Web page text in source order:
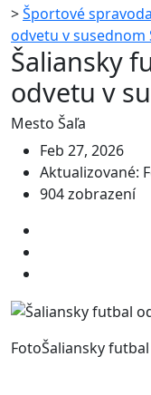
>Športové
odvetu v susednom
Šaliansky
odvetu v
Mesto Šaľa
Feb 27, 2026
Aktualizované:
904 zobrazení
FotoŠaliansky